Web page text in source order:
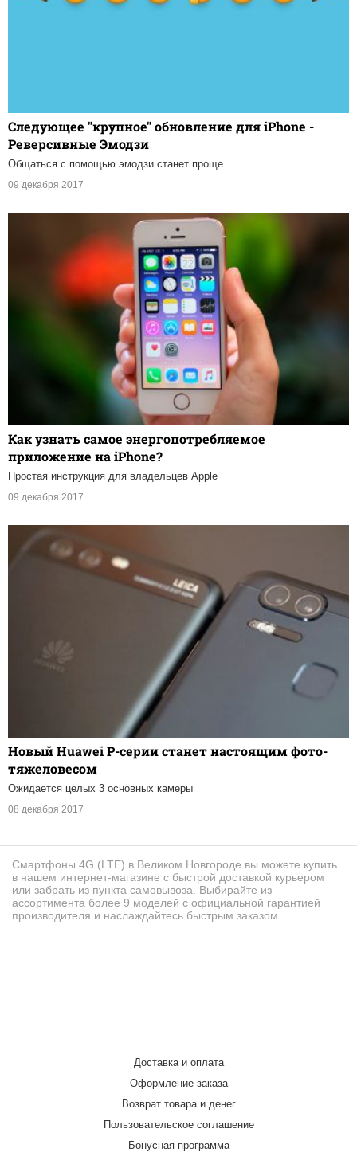
Следующее "крупное" обновление для iPhone -
Реверсивные Эмодзи
Общаться с помощью эмодзи станет проще
09 декабря 2017
Как узнать самое энергопотребляемое
приложение на iPhone?
Простая инструкция для владельцев Apple
09 декабря 2017
Новый Huawei P-серии станет настоящим фото-
тяжеловесом
Ожидается целых 3 основных камеры
08 декабря 2017
Смартфоны 4G (LTE) в Великом Новгороде вы можете купить
в нашем интернет-магазине с быстрой доставкой курьером
или забрать из пункта самовывоза. Выбирайте из
ассортимента более 9 моделей с официальной гарантией
производителя и наслаждайтесь быстрым заказом.
Доставка и оплата
Оформление заказа
Возврат товара и денег
Пользовательское соглашение
Бонусная программа